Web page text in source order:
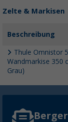
Zelte & Markisen
Beschreibung
Thule Omnistor
Wandmarkise 350
Grau)